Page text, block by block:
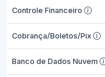
Controle Financeiro
Cobrança/Boletos/Pix
Banco de Dados Nuvem